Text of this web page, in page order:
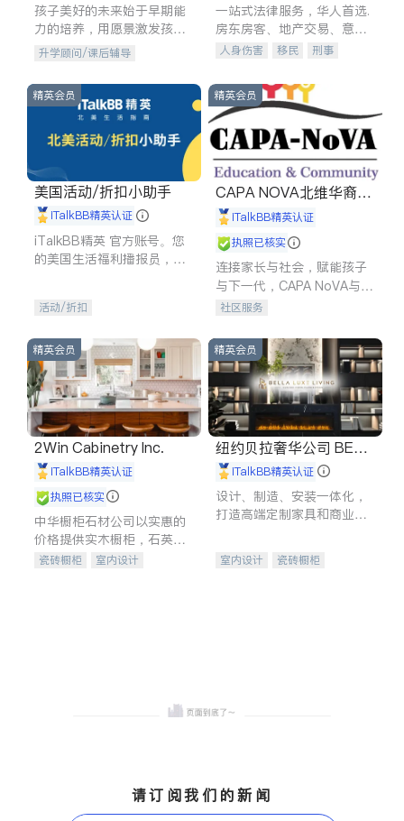
孩子美好的未来始于早期能
力的培养，用愿景激发孩子
的学习潜力和动力。理念：
拥有成长型心态是成功的基
石。
升学顾问/课后辅导
一站式法律服务，华人首选.
房东房客、地产交易、意外
伤害、车祸重伤、商业诉
建筑合同、刑事案件全包办
人身伤害 移民
刑事
信托/遗嘱
商业
索赔
律师-其它 保释
精英会员
美国活动/折扣小助手
iTalkBB精英认证
iTalkBB精英 官方账号。您
的美国生活福利播报员，精
专属福利。
活动/折扣
精英会员
CAPA NOVA北维华裔家
长会iTalkBB精英认证
执照已核实
连接家长与社会，赋能孩子
与下一代，CAPA NoVA与您
携手建设包容、公平、充满
社区服务
精英会员
2Win Cabinetry Inc.
iTalkBB精英认证
执照已核实
中华橱柜石材公司以实惠的
价格提供实木橱柜，石英石
台面，多种优质不锈钢水
瓷砖橱柜
室内设计
精英会员
纽约贝拉奢华公司 BELL
A LUXE
iTalkBB精英认证
设计、制造、安装一体化，
打造高端定制家具和商业空
室内设计
瓷砖橱柜
请订阅我们的新闻